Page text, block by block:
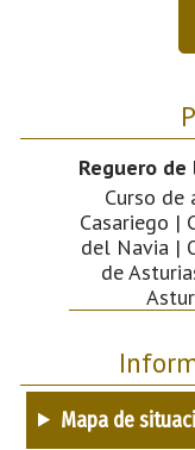
Reguero de
Curso de
Casariego |
del Navia |
de
Mapa de